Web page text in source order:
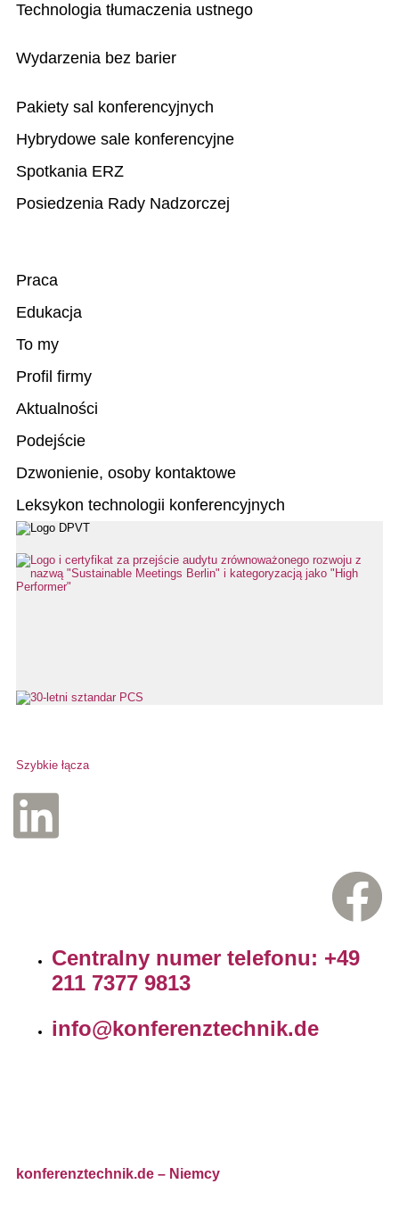
Technologia tłumaczenia ustnego
Wydarzenia bez barier
Pakiety sal konferencyjnych
Hybrydowe sale konferencyjne
Spotkania ERZ
Posiedzenia Rady Nadzorczej
Praca
Edukacja
To my
Profil firmy
Aktualności
Podejście
Dzwonienie, osoby kontaktowe
Leksykon technologii konferencyjnych
Szybkie łącza
Centralny numer telefonu: +49
211 7377 9813
info@konferenztechnik.de
konferenztechnik.de – Niemcy